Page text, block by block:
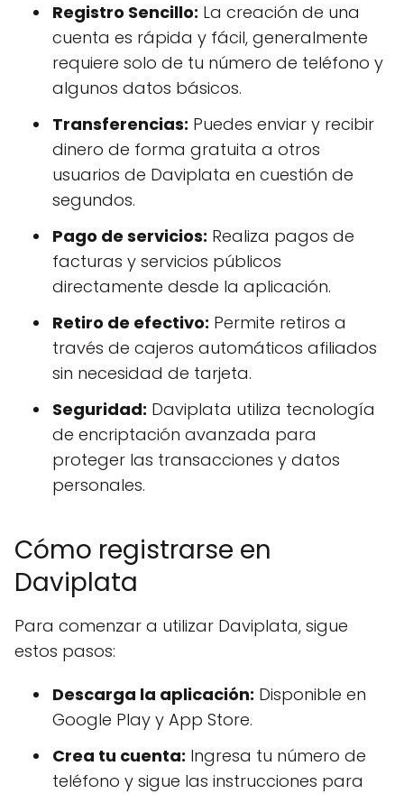
Registro Sencillo: La creación de una
cuenta es rápida y fácil, generalmente
requiere solo de tu número de teléfono y
algunos datos básicos.
Transferencias: Puedes enviar y recibir
dinero de forma gratuita a otros
usuarios de Daviplata en cuestión de
segundos.
Pago de servicios: Realiza pagos de
facturas y servicios públicos
directamente desde la aplicación.
Retiro de efectivo: Permite retiros a
través de cajeros automáticos afiliados
sin necesidad de tarjeta.
Seguridad: Daviplata utiliza tecnología
de encriptación avanzada para
proteger las transacciones y datos
personales.
Cómo registrarse en
Daviplata
Para comenzar a utilizar Daviplata, sigue
estos pasos:
Descarga la aplicación: Disponible en
Google Play y App Store.
Crea tu cuenta: Ingresa tu número de
teléfono y sigue las instrucciones para